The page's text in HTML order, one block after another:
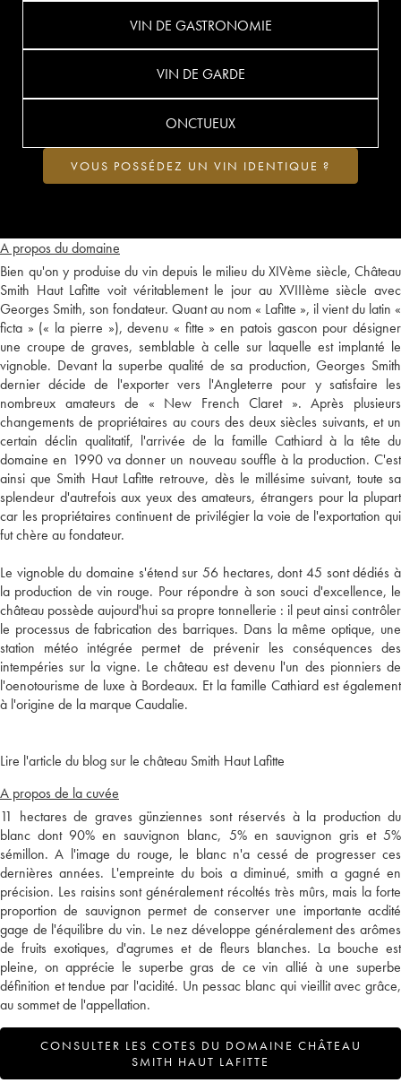
A propos du domaine
Bien qu'on y produise du vin depuis le milieu du XIVème siècle, Château
Smith Haut Lafitte voit véritablement le jour au XVIIIème siècle avec
Georges Smith, son fondateur. Quant au nom « Lafitte », il vient du latin «
ficta » (« la pierre »), devenu « fitte » en patois gascon pour désigner
une croupe de graves, semblable à celle sur laquelle est implanté le
vignoble. Devant la superbe qualité de sa production, Georges Smith
dernier décide de l'exporter vers l'Angleterre pour y satisfaire les
nombreux amateurs de « New French Claret ». Après plusieurs
changements de propriétaires au cours des deux siècles suivants, et un
certain déclin qualitatif, l'arrivée de la famille Cathiard à la tête du
domaine en 1990 va donner un nouveau souffle à la production. C'est
ainsi que Smith Haut Lafitte retrouve, dès le millésime suivant, toute sa
splendeur d'autrefois aux yeux des amateurs, étrangers pour la plupart
car les propriétaires continuent de privilégier la voie de l'exportation qui
fut chère au fondateur.
Le vignoble du domaine s'étend sur 56 hectares, dont 45 sont dédiés à
la production de vin rouge. Pour répondre à son souci d'excellence, le
château possède aujourd'hui sa propre tonnellerie : il peut ainsi contrôler
le processus de fabrication des barriques. Dans la même optique, une
station météo intégrée permet de prévenir les conséquences des
intempéries sur la vigne. Le château est devenu l'un des pionniers de
l'oenotourisme de luxe à Bordeaux. Et la famille Cathiard est également
à l'origine de la marque Caudalie.
Lire l'article du blog sur le château Smith Haut Lafitte
A propos de la cuvée
11 hectares de graves günziennes sont réservés à la production du
blanc dont 90% en sauvignon blanc, 5% en sauvignon gris et 5%
sémillon. A l'image du rouge, le blanc n'a cessé de progresser ces
dernières années. L'empreinte du bois a diminué, smith a gagné en
précision. Les raisins sont généralement récoltés très mûrs, mais la forte
proportion de sauvignon permet de conserver une importante acdité
gage de l'équilibre du vin. Le nez développe généralement des arômes
de fruits exotiques, d'agrumes et de fleurs blanches. La bouche est
pleine, on apprécie le superbe gras de ce vin allié à une superbe
définition et tendue par l'acidité. Un pessac blanc qui vieillit avec grâce,
au sommet de l'appellation.
CONSULTER LES COTES DU DOMAINE CHÂTEAU
SMITH HAUT LAFITTE
VIN DE GASTRONOMIE
VIN DE GARDE
ONCTUEUX
VOUS POSSÉDEZ UN VIN IDENTIQUE ?